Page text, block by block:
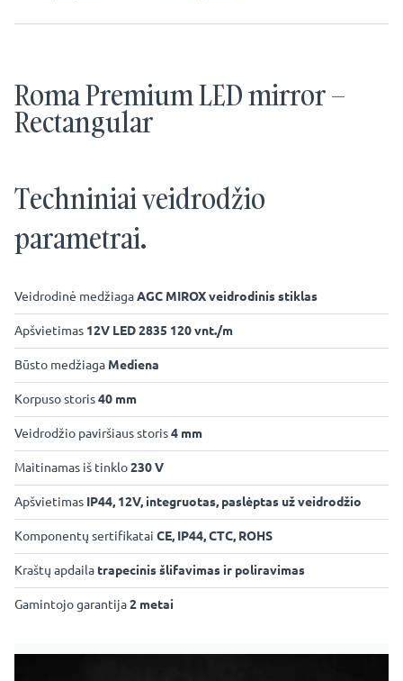
Roma Premium LED mirror –
Rectangular
Techniniai veidrodžio
parametrai.
Veidrodinė medžiagaAGC MIROX veidrodinis stiklas
Apšvietimas 12V LED 2835 120 vnt./m
Būsto medžiaga Mediena
Korpuso storis40 mm
Veidrodžio paviršiaus storis4 mm
Maitinamas iš tinklo230 V
Apšvietimas IP44, 12V, integruotas, paslėptas už veidrodžio
Komponentų sertifikatai CE, IP44, CTC, ROHS
Kraštų apdaila trapecinis šlifavimas ir poliravimas
Gamintojo garantija2 metai